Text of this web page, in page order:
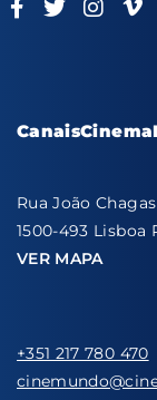
CanaisCinema
Rua João
1500-493 Lisboa
VER MAPA
+351 217 780 470